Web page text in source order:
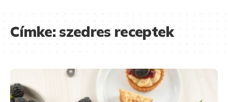
Címke:szedres receptek